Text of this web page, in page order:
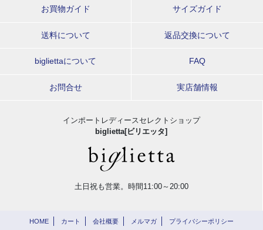
お買物ガイド サイズガイド
送料について 返品交換について
bigliettaについて FAQ
お問合せ 実店舗情報
インポートレディースセレクトショップ
biglietta[ビリエッタ]
土日祝も営業。時間11:00～20:00
HOME カート 会社概要 メルマガ プライバシーポリシー